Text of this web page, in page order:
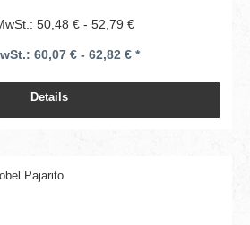
50,48 € - 52,79 €
60,07 € - 62,82 € *
Details